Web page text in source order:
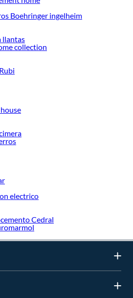
productos de Huaipes y Paños en Sodimac.
tus proyectos de renovación y decoración.
Boehringer ingelheim
llantas
collection
electrico
Cedral